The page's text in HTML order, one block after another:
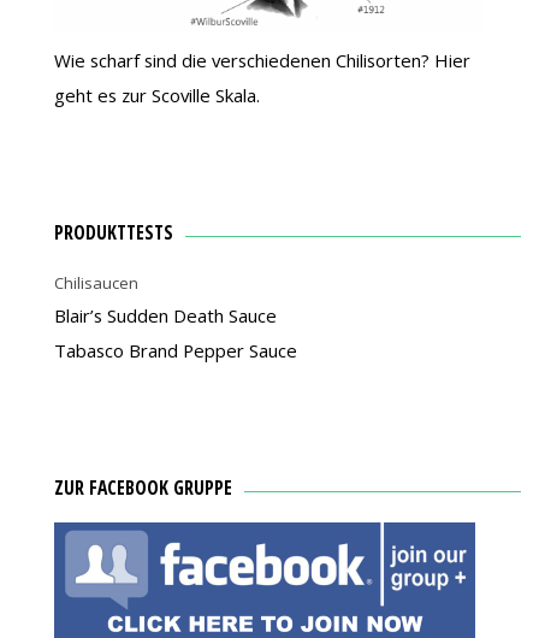
Wie scharf sind die verschiedenen Chilisorten? Hier
geht es zur Scoville Skala.
PRODUKTTESTS
Chilisaucen
Blair’s Sudden Death Sauce
Tabasco Brand Pepper Sauce
ZUR FACEBOOK GRUPPE